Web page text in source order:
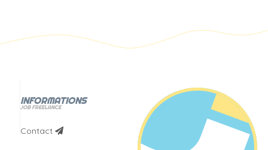
Des exemples de mon travail sont
INFORMATIONS
JOB FREELANCE
Contact